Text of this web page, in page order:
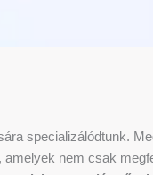
specializálódtunk.
nem csak